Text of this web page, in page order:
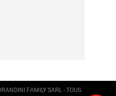
FAMILY SARL - TOUS